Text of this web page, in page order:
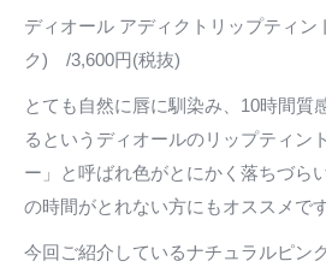
ディオール アディクトリップティン
ク) /3,600円(税抜)
とても自然に唇に馴染み、10時間質
るというディオールのリップティン
ー」と呼ばれ色がとにかく落ちづら
の時間がとれない方にもオススメで
今回ご紹介しているナチュラルピン